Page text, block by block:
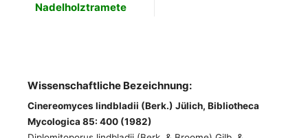
Nadelholztramete
Wissenschaftliche Bezeichnung:
Cinereomyces lindbladii (Berk.) Jülich, Bibliotheca
Mycologica 85: 400 (1982)